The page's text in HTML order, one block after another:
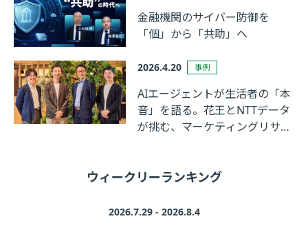
金融機関のサイバー防御を
「個」から「共助」へ
2026.4.20 事例
AIエージェントが生活者の「本
音」を語る。花王とNTTデータ
が挑む、マーケティングリサー
ウィークリーランキング
2026.7.29 - 2026.8.4